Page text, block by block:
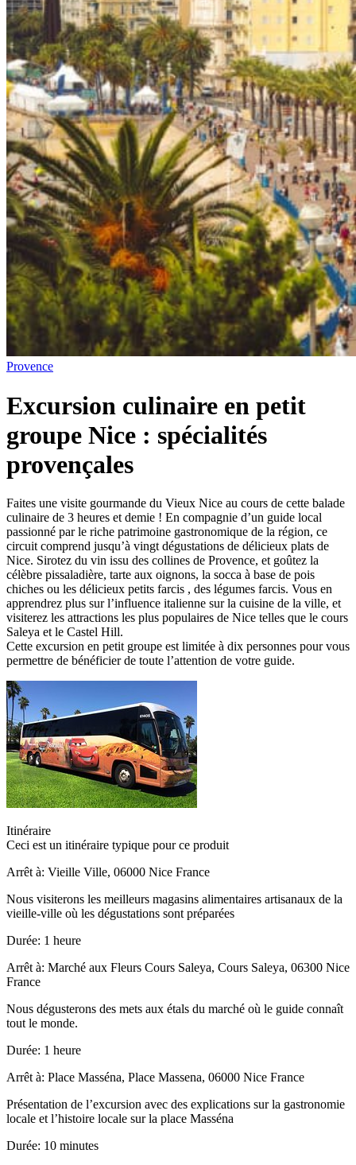
Provence
Excursion culinaire en petit
groupe Nice : spécialités
provençales
Faites une visite gourmande du Vieux Nice au cours de cette balade
culinaire de 3 heures et demie ! En compagnie d’un guide local
passionné par le riche patrimoine gastronomique de la région, ce
circuit comprend jusqu’à vingt dégustations de délicieux plats de
Nice. Sirotez du vin issu des collines de Provence, et goûtez la
célèbre pissaladière, tarte aux oignons, la socca à base de pois
chiches ou les délicieux petits farcis , des légumes farcis. Vous en
apprendrez plus sur l’influence italienne sur la cuisine de la ville, et
visiterez les attractions les plus populaires de Nice telles que le cours
Saleya et le Castel Hill.
Cette excursion en petit groupe est limitée à dix personnes pour vous
permettre de bénéficier de toute l’attention de votre guide.
Itinéraire
Ceci est un itinéraire typique pour ce produit
Arrêt à: Vieille Ville, 06000 Nice France
Nous visiterons les meilleurs magasins alimentaires artisanaux de la
vieille-ville où les dégustations sont préparées
Durée: 1 heure
Arrêt à: Marché aux Fleurs Cours Saleya, Cours Saleya, 06300 Nice
France
Nous dégusterons des mets aux étals du marché où le guide connaît
tout le monde.
Durée: 1 heure
Arrêt à: Place Masséna, Place Massena, 06000 Nice France
Présentation de l’excursion avec des explications sur la gastronomie
locale et l’histoire locale sur la place Masséna
Durée: 10 minutes